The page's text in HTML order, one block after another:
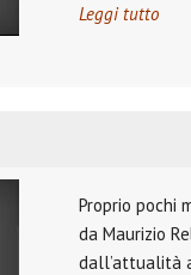
Leggi tutto
Proprio pochi
da Maurizio
dall’attualità